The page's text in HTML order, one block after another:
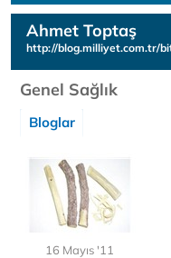
Ahmet Toptaş
http://blog.milliyet.com.tr/
Genel Sağlık
Bloglar
16 Mayıs '11